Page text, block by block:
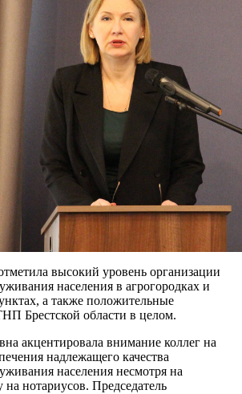
высокий уровень организации
населения в агрогородках и
а также положительные
Брестской области в целом.
акцентировала внимание коллег на
надлежащего качества
населения несмотря на
нотариусов. Председатель